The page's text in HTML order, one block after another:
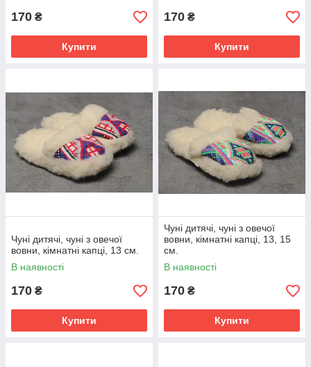
170 ₴
Купити
170 ₴
Купити
Чуні дитячі, чуні з овечої
вовни, кімнатні капці, 13 см.
В наявності
170 ₴
Купити
Чуні дитячі, чуні з овечої
вовни, кімнатні капці, 13, 15
см.
В наявності
170 ₴
Купити